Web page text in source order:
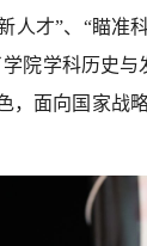
才”、“瞄
院学科历史
面向国家战